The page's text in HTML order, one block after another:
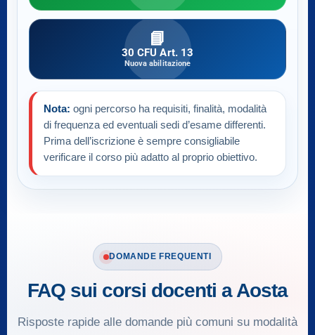
📘
30 CFU Art. 13
Nuova abilitazione
Nota: ogni percorso ha requisiti, finalità, modalità
di frequenza ed eventuali sedi d’esame differenti.
Prima dell’iscrizione è sempre consigliabile
verificare il corso più adatto al proprio obiettivo.
DOMANDE FREQUENTI
FAQ sui corsi docenti a Aosta
Risposte rapide alle domande più comuni su modalità